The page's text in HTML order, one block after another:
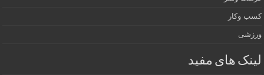
کسب وکار
ورزشی
لینک های مفید